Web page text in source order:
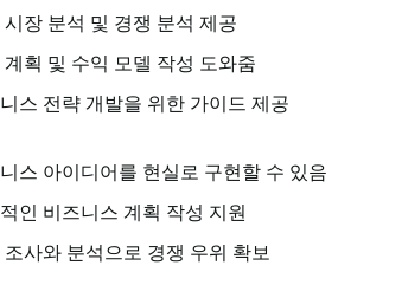
시장 분석 및 경쟁 분석 제공
획 및 수익 모델 작성 도와줌
스 전략 개발을 위한 가이드 제공
스 아이디어를 현실로 구현할 수 있음
인 비즈니스 계획 작성 지원
사와 분석으로 경쟁 우위 확보